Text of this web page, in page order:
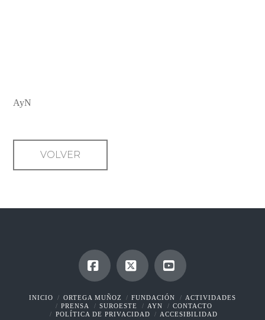
AyN
VOLVER
Facebook
X YouTube
INICIO ORTEGA MUÑOZ FUNDACIÓN
ACTIVIDADES
PRENSA
SUROESTE AYN
CONTACTO
POLÍTICA DE PRIVACIDAD
ACCESIBILIDAD